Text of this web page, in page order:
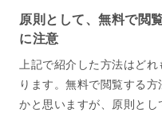
原則として、無料で閲
に注意
上記で紹介した方法はど
ります。無料で閲覧する
かと思いますが、原則と